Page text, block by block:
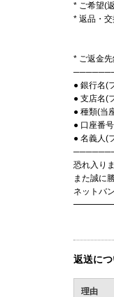
* ご希望(
* 返品・
* ご返金
● 銀行名(
● 支店名(
● 種類(当
● 口座番号
● 名義人(
恐れ入り
また誠に
ネットバ
返送に
理由